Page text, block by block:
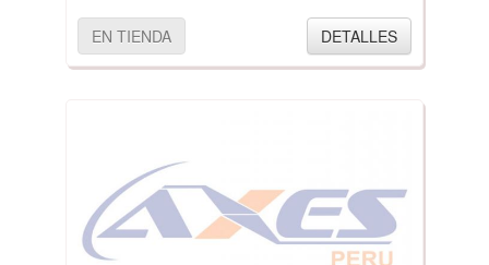
EN TIENDA DETALLES